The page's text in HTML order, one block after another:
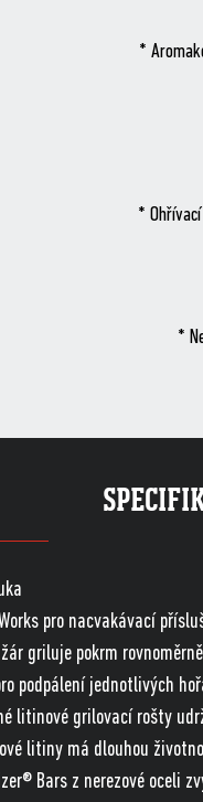
*
*
*
pro nacvakávací
griluje pokrm
podpálení jednotlivých
litinové grilovací rošty
litiny má dlouhou
Bars z nerezové oceli